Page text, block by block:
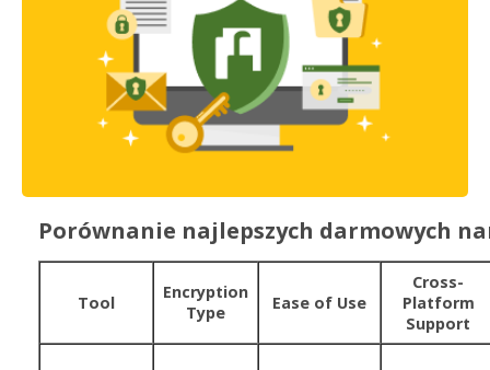
Porównanie najlepszych darmowych
Tool
Encryption
Type
Ease of Use
Cross-
Platform
Support